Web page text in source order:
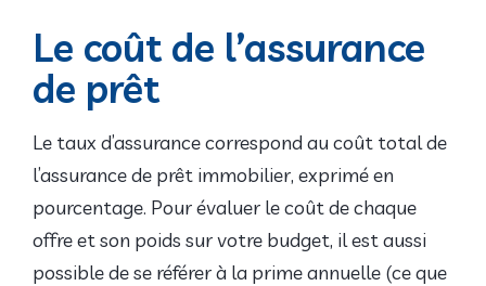
Le coût de l’assurance
de prêt
Le taux d’assurance correspond au coût total de
l’assurance de prêt immobilier, exprimé en
pourcentage. Pour évaluer le coût de chaque
offre et son poids sur votre budget, il est aussi
possible de se référer à la prime annuelle (ce que